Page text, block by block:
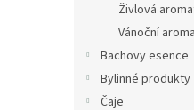
Živlová
Vánoční
Bachovy esence
Bylinné produkty
Čaje